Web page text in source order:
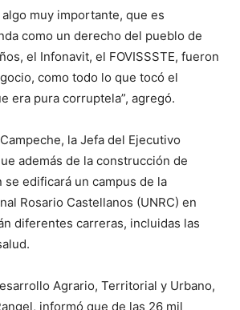
muy importante, que es
como un derecho del pueblo de
el Infonavit, el FOVISSSTE, fueron
como todo lo que tocó el
era pura corruptela”, agregó.
la Jefa del Ejecutivo
además de la construcción de
se edificará un campus de la
Rosario Castellanos (UNRC) en
diferentes carreras, incluidas las
Agrario, Territorial y Urbano,
informó que de las 26 mil